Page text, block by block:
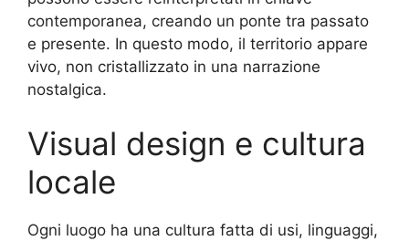
contemporanea, creando un ponte tra passato
e presente. In questo modo, il territorio appare
vivo, non cristallizzato in una narrazione
nostalgica.
Visual design e cultura
locale
Ogni luogo ha una cultura fatta di usi, linguaggi,